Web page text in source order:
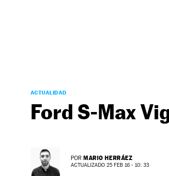
ACTUALIDAD
Ford S-Max
POR MARIO HERRÁEZ
ACTUALIZADO 25 FEB 16 - 10: 33